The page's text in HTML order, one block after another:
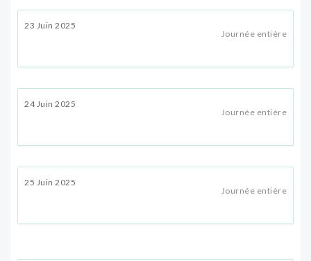
23 Juin 2025
Journée entière
24 Juin 2025
Journée entière
25 Juin 2025
Journée entière